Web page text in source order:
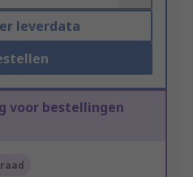
leverdata
voor bestellingen